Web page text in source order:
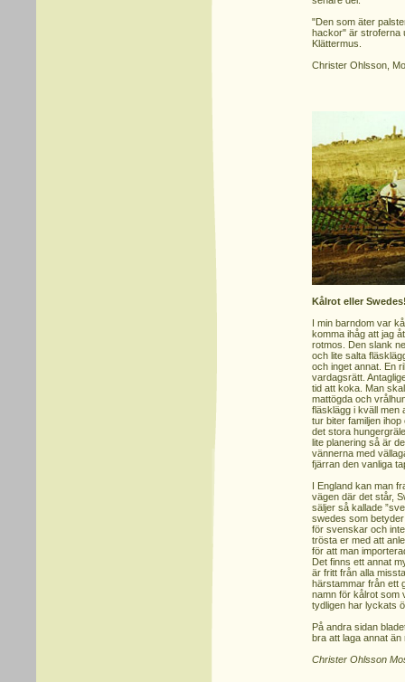
"Den som äter
hackor" är stroferna
Klättermus.
Christer Ohlsson,
Kålrot eller
I min barndom var
komma ihåg att jag
rotmos. Den slank
och lite salta
och inget annat. En
vardagsrätt.
tid att koka. Man
mattögda och
fläsklägg i kväll men
tur biter familjen
det stora
lite planering så är
vännerna med
fjärran den vanliga
I England kan man
vägen där det står,
säljer så kallade
swedes som
för svenskar och
trösta er med att
för att man
Det finns ett annat
är fritt från alla
härstammar från ett
namn för kålrot som
tydligen har lyckats
På andra sidan
bra att laga annat
Christer Ohlsson